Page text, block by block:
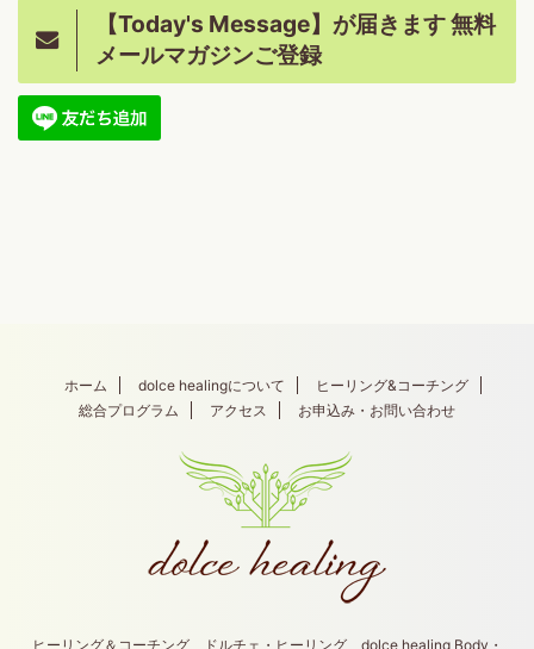
【Today's Message】が届きます 無料
メールマガジンご登録
ホーム dolce healingについて
ヒーリング&コーチング
総合プログラム
アクセス お申込み・お問い合わせ
ヒーリング＆コーチング ドルチェ・ヒーリング dolce healing Body・